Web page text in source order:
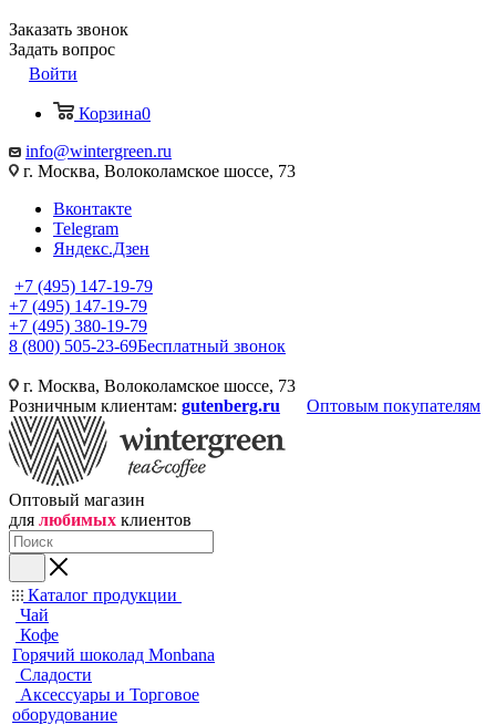
Заказать звонок
Задать вопрос
Войти
Корзина0
info@wintergreen.ru
г. Москва, Волоколамское шоссе, 73
Вконтакте
Telegram
Яндекс.Дзен
+7 (495) 147-19-79
+7 (495) 147-19-79
+7 (495) 380-19-79
8 (800) 505-23-69Бесплатный звонок
г. Москва, Волоколамское шоссе, 73
Розничным клиентам: gutenberg.ru Оптовым покупателям
Оптовый магазин
для любимых клиентов
Каталог продукции
Чай
Кофе
Горячий шоколад Monbana
Сладости
Аксессуары и Торговое
оборудование